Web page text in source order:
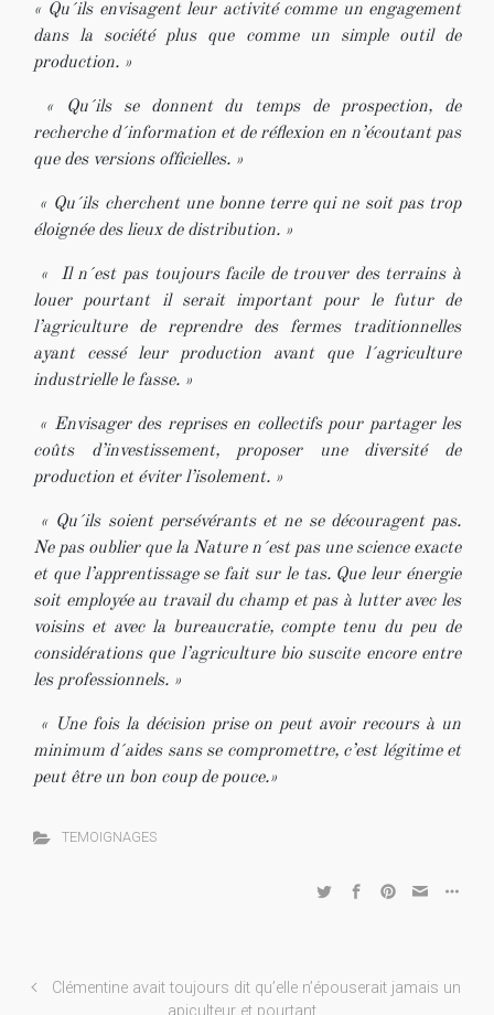
« Qu´ils envisagent leur activité comme un engagement
dans la société plus que comme un simple outil de
production. »
« Qu´ils se donnent du temps de prospection, de
recherche d´information et de réflexion en n’écoutant pas
que des versions officielles. »
« Qu´ils cherchent une bonne terre qui ne soit pas trop
éloignée des lieux de distribution. »
« Il n´est pas toujours facile de trouver des terrains à
louer pourtant il serait important pour le futur de
l’agriculture de reprendre des fermes traditionnelles
ayant cessé leur production avant que l´agriculture
industrielle le fasse. »
« Envisager des reprises en collectifs pour partager les
coûts d’investissement, proposer une diversité de
production et éviter l’isolement. »
« Qu´ils soient persévérants et ne se découragent pas.
Ne pas oublier que la Nature n´est pas une science exacte
et que l’apprentissage se fait sur le tas. Que leur énergie
soit employée au travail du champ et pas à lutter avec les
voisins et avec la bureaucratie, compte tenu du peu de
considérations que l’agriculture bio suscite encore entre
les professionnels. »
« Une fois la décision prise on peut avoir recours à un
minimum d´aides sans se compromettre, c’est légitime et
peut être un bon coup de pouce.»
TEMOIGNAGES
Clémentine avait toujours dit qu’elle n’épouserait jamais un